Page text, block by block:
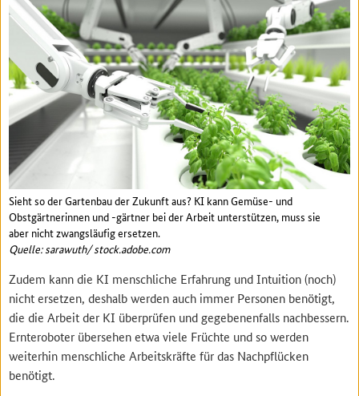
Sieht so der Gartenbau der Zukunft aus? KI kann Gemüse- und
Obstgärtnerinnen und -gärtner bei der Arbeit unterstützen, muss sie
aber nicht zwangsläufig ersetzen.
Quelle: sarawuth/ stock.adobe.com
Zudem kann die KI menschliche Erfahrung und Intuition (noch)
nicht ersetzen, deshalb werden auch immer Personen benötigt,
die die Arbeit der KI überprüfen und gegebenenfalls nachbessern.
Ernteroboter übersehen etwa viele Früchte und so werden
weiterhin menschliche Arbeitskräfte für das Nachpflücken
benötigt.